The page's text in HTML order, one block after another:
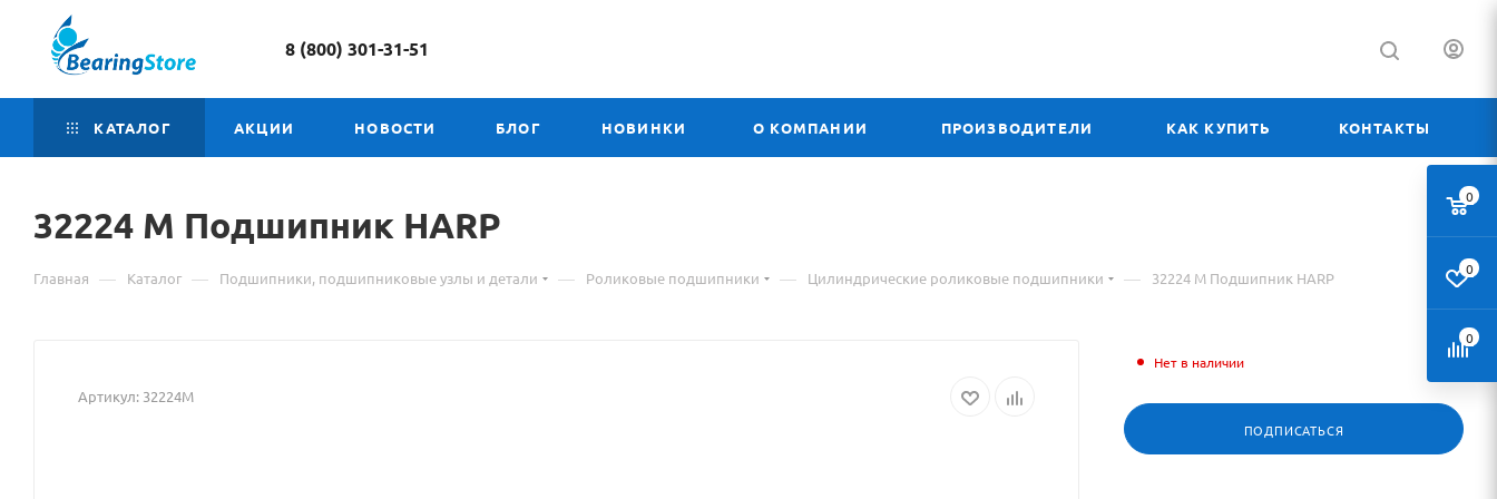
8 (800) 301-31-51
КАТАЛОГ АКЦИИ НОВОСТИ БЛОГ НОВИНКИ О КОМПАНИИ ПРОИЗВОДИТЕЛИ КАК КУПИТЬ КОНТАКТЫ
32224 М Материал
о
М
Подшипник HARP
Главная — Каталог — Подшипники, подшипниковые узлы и детали — Роликовые подшипники — Цилиндрические роликовые подшипники — 32224 М Подшипник HARP
Артикул: 32224М
Нет в наличии
ПОДПИСАТЬСЯ
0
0
0